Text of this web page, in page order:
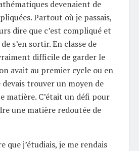
devenaient de
Partout où je passais,
dire que c’est compliqué et
s’en sortir. En classe de
difficile de garder le
avait au premier cycle ou en
devais trouver un moyen de
matière. C’était un défi pour
une matière redoutée de
que j’étudiais, je me rendais